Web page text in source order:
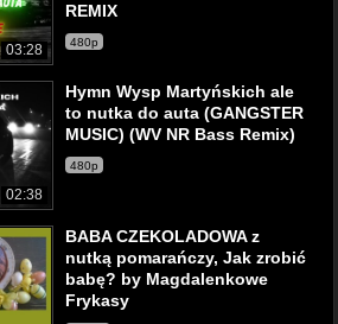
03:28
REMIX
480p
02:38
Hymn Wysp Martyńskich ale
to nutka do auta (GANGSTER
MUSIC) (WV NR Bass Remix)
480p
BABA CZEKOLADOWA z
nutką pomarańczy, Jak zrobić
babę? by Magdalenkowe
Frykasy